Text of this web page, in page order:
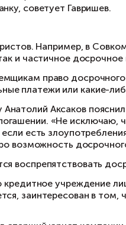
как
средств в
партнёр AVG
«Позиция
возврат
заявлением к